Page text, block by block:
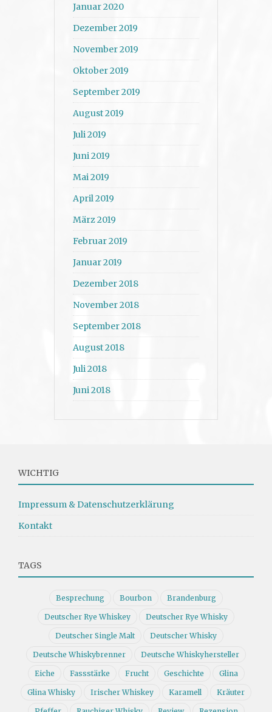
Januar 2020
Dezember 2019
November 2019
Oktober 2019
September 2019
August 2019
Juli 2019
Juni 2019
Mai 2019
April 2019
März 2019
Februar 2019
Januar 2019
Dezember 2018
November 2018
September 2018
August 2018
Juli 2018
Juni 2018
WICHTIG
Impressum & Datenschutzerklärung
Kontakt
TAGS
Besprechung Bourbon Brandenburg
Deutscher Rye Whiskey Deutscher Rye Whisky
Deutscher Single Malt Deutscher Whisky
Deutsche Whiskybrenner Deutsche Whiskyhersteller
Eiche Fassstärke Frucht Geschichte Glina
Glina Whisky Irischer Whiskey Karamell Kräuter